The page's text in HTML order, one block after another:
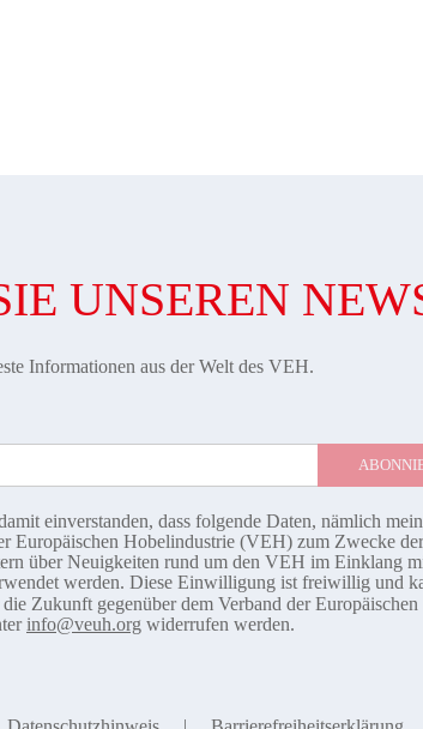
UNSEREN
Informationen aus der Welt des VEH.
einverstanden, dass folgende Daten, nämlich
Europäischen Hobelindustrie (VEH) zum Zwecke der
über Neuigkeiten rund um den VEH im Einklang
werden. Diese Einwilligung ist freiwillig und
Zukunft gegenüber dem Verband der Europäischen
info@veuh.org widerrufen werden.